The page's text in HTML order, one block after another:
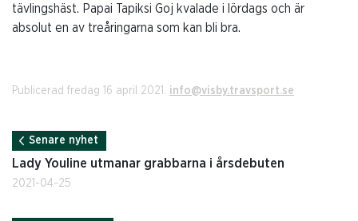
tävlingshäst. Papai Tapiksi Goj kvalade i lördags och är
absolut en av treåringarna som kan bli bra.
Publicerad fredag 16 april 2021. info@visby.travsport.se
Senare nyhet
Lady Youline utmanar grabbarna i årsdebuten
2021-04-25